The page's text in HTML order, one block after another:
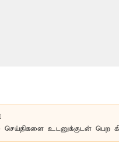
செய்திகளை உடனுக்குடன் பெற